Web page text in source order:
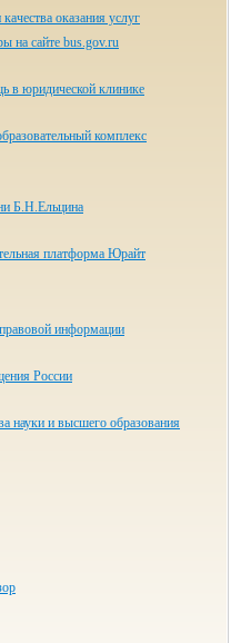
оказания услуг
на сайте bus.gov.ru
в юридической клинике
комплекс
Б.Н.Ельцина
платформа Юрайт
информации
России
науки и высшего образования